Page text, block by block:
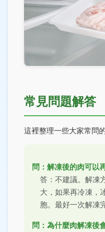
常見問題解答
這裡整理一些大家常問
問：解凍後的肉可以
答：不建議。解凍
大，如果再冷凍，
胞。最好一次解凍
問：為什麼肉解凍後